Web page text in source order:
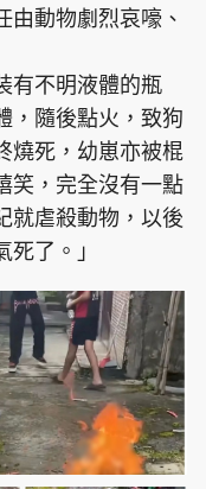
由動物劇烈哀嚎、
有不明液體的瓶
，隨後點火，致狗
燒死，幼崽亦被棍
笑，完全沒有一點
就虐殺動物，以後
了。」